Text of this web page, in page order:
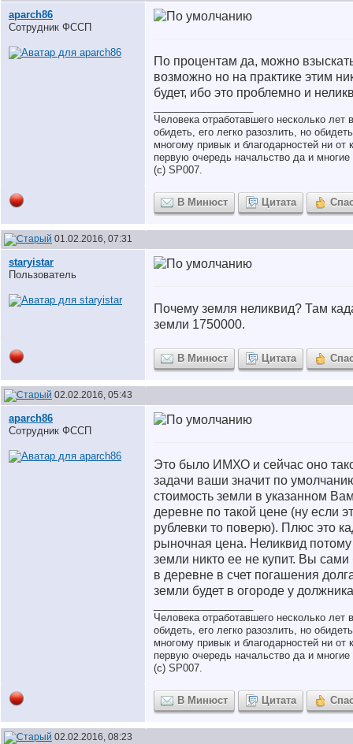
aparch86
Сотрудник ФССП
По процентам да, можно
возможно но на практике этим
будет, ибо это проблемно и
Человека отработавшего несколько
обидеть, его легко разозлить, но
многому привык и благодарностей ни от
первую очередь начальство да и многие
(с) SP007.
В Минюст Цитата
01.02.2016, 07:31
staryistar
Пользователь
Почему земля неликвид? Там
земли 1750000.
В Минюст Цитата
02.02.2016, 05:43
aparch86
Сотрудник ФССП
Это было ИМХО и сейчас оно
задачи ваши значит по
стоимость земли в указанном
деревне по такой цене (ну если
рублевки то поверю). Плюс это
рыночная цена. Неликвид потому
земли никто ее не купит. Вы
в деревне в счет погашения
земли будет в огороде у
Человека отработавшего несколько
обидеть, его легко разозлить, но
многому привык и благодарностей ни от
первую очередь начальство да и многие
(с) SP007.
В Минюст Цитата
02.02.2016, 08:23